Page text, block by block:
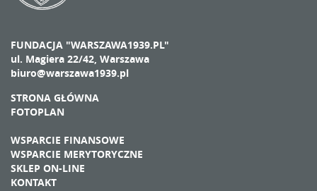
FUNDACJA "WARSZAWA1939.PL"
ul. Magiera 22/42, Warszawa
biuro@warszawa1939.pl
STRONA GŁÓWNA
FOTOPLAN
WSPARCIE FINANSOWE
WSPARCIE MERYTORYCZNE
SKLEP ON-LINE
KONTAKT